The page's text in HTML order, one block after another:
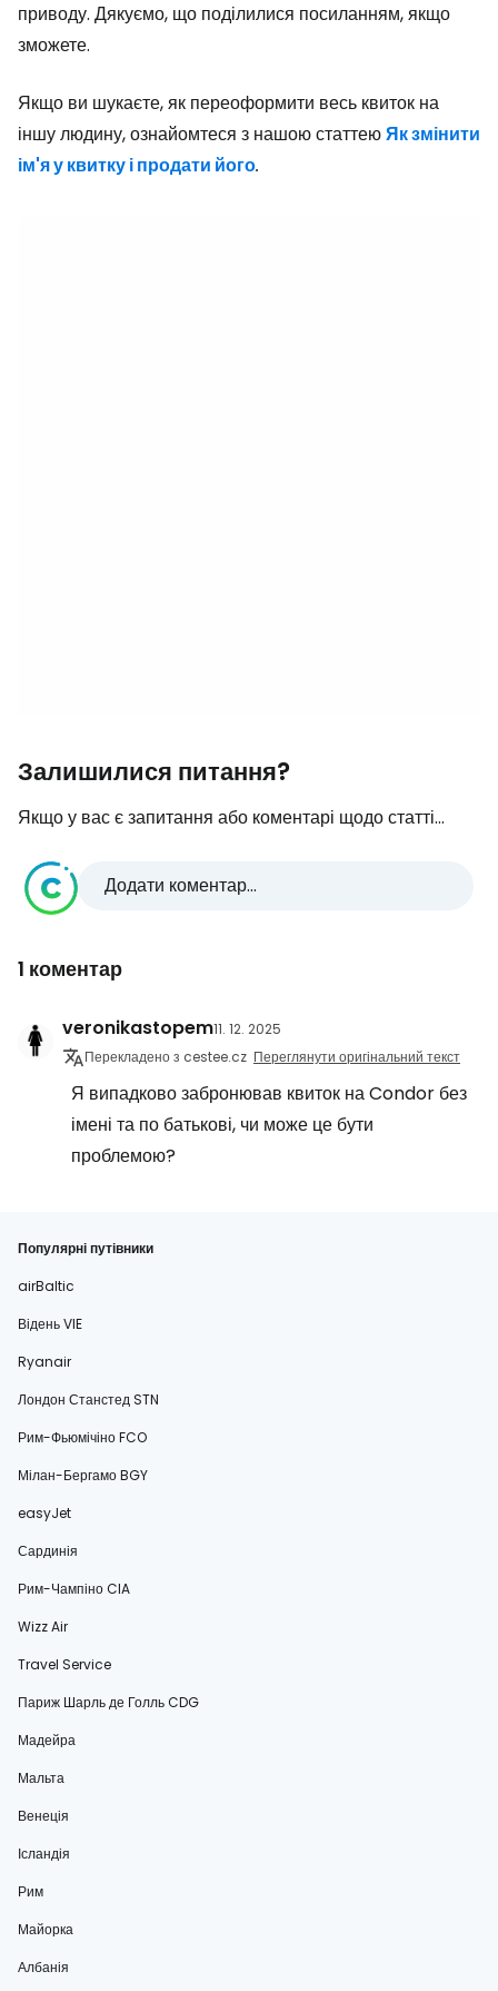
приводу. Дякуємо, що поділилися посиланням, якщо
зможете.
Якщо ви шукаєте, як переоформити весь квиток на
іншу людину, ознайомтеся з нашою статтеюЯк змінити
ім'я у квитку і продати його.
Залишилися питання?
Якщо у вас є запитання або коментарі щодо статті...
Додати коментар...
1 коментар
veronikastopem11. 12. 2025
Перекладено з cestee.cz Переглянути оригінальний текст
Я випадково забронював квиток на Condor без
імені та по батькові, чи може це бути
проблемою?
Популярні путівники
airBaltic
Відень VIE
Ryanair
Лондон Станстед STN
Рим-Фьюмічіно FCO
Мілан-Бергамо BGY
easyJet
Сардинія
Рим-Чампіно CIA
Wizz Air
Travel Service
Париж Шарль де Голль CDG
Мадейра
Мальта
Венеція
Ісландія
Рим
Майорка
Албанія